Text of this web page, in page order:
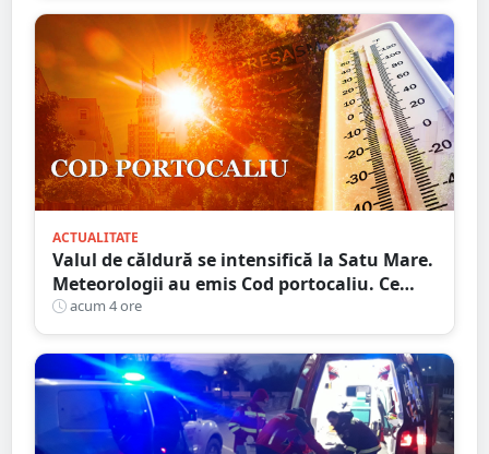
ACTUALITATE
Valul de căldură se intensifică la Satu Mare.
Meteorologii au emis Cod portocaliu. Ce
maxime sunt așteptate în județ
acum 4 ore